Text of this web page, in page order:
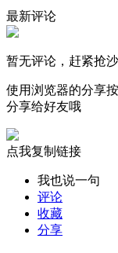
最新评论
暂无评论，赶紧抢
使用浏览器的分享
分享给好友哦
点我复制链接
我也说一句
评论
收藏
分享